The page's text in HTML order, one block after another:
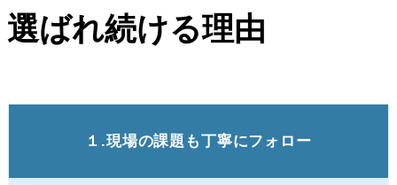
選ばれ続ける理由
１.現場の課題も丁寧にフォロー